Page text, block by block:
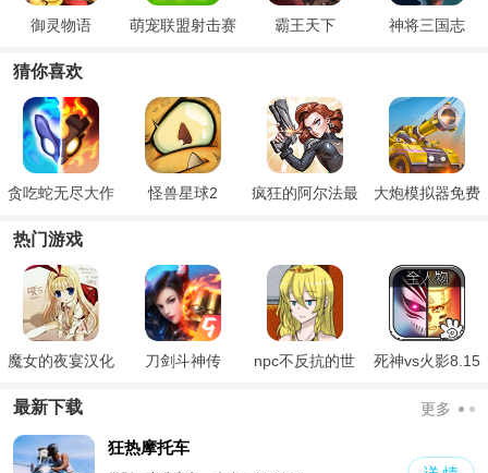
御灵物语 萌宠联盟射击赛 霸王天下 神将三国志
猜你喜欢
贪吃蛇无尽大作
怪兽星球2
疯狂的阿尔法最
大炮模拟器免费
热门游戏
魔女的夜宴汉化
刀剑斗神传
npc不反抗的世
死神vs火影8.15
最新下载 更多
狂热摩托车